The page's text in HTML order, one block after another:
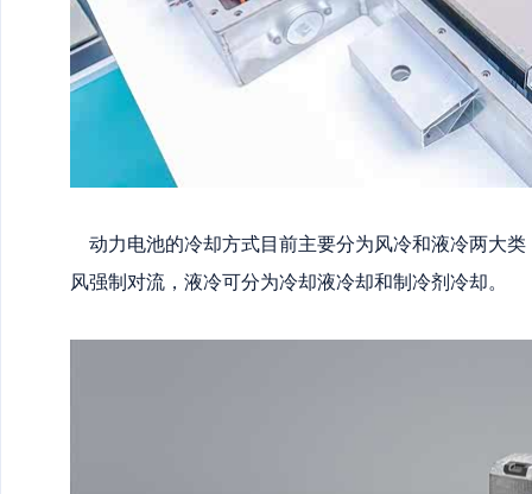
动力电池的冷却方式目前主要分为风冷和液冷两大
风强制对流，液冷可分为冷却液冷却和制冷剂冷却。